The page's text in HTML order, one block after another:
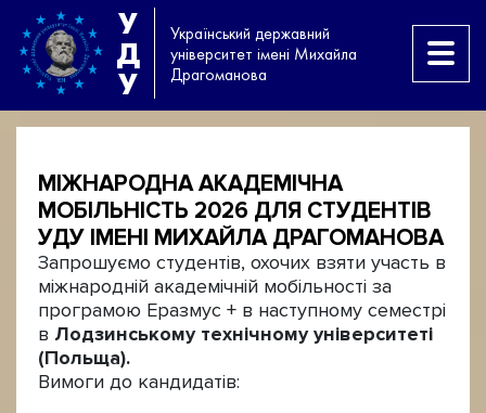
У
Д
У
Український державний
університет імені Михайла
Драгоманова
МІЖНАРОДНА АКАДЕМІЧНА
МОБІЛЬНІСТЬ 2026 ДЛЯ СТУДЕНТІВ
УДУ ІМЕНІ МИХАЙЛА ДРАГОМАНОВА
Запрошуємо студентів, охочих взяти участь в
міжнародній академічній мобільності за
програмою Еразмус + в наступному семестрі
в Лодзинському технічному університеті
(Польща).
Вимоги до кандидатів: